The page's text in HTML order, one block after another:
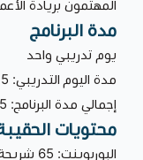
المهتمون بريادة
مدة البرنامج
يوم تدريبي واحد
مدة اليوم التدريبي: 5 ساعات
إجمالي مدة البرنامج: 5 ساعات تدريبية
محتويات
البوربوينت: 65 شريحة